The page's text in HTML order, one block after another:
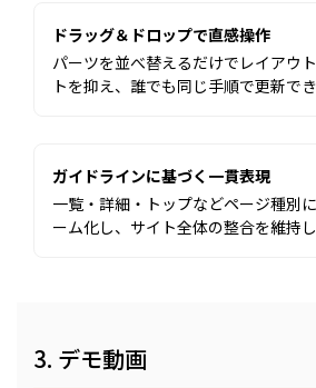
ドラッグ＆ドロップで直感操作
パーツを並べ替えるだけでレイアウ
トを抑え、誰でも同じ手順で更新でき
ガイドラインに基づく一貫表現
一覧・詳細・トップなどページ種別
ーム化し、サイト全体の整合を維持し
3. デモ動画